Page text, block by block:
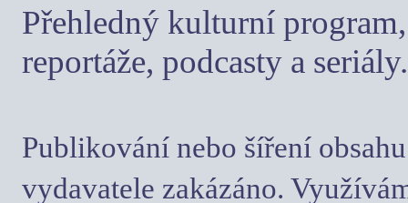
Přehledný kulturní
reportáže, podcasty a seriály.
Publikování nebo šíření
vydavatele zakázáno.